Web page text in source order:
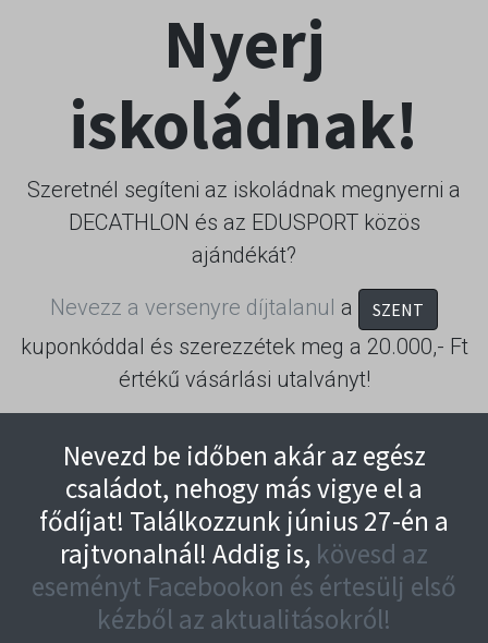
Nyerj
iskoládnak!
Szeretnél segíteni az iskoládnak megnyerni a
DECATHLON és az EDUSPORT közös
ajándékát?
Nevezz a versenyre díjtalanul a SZENT
kuponkóddal és szerezzétek meg a 20.000,- Ft
értékű vásárlási utalványt!
Nevezd be időben akár az egész
családot, nehogy más vigye el a
fődíjat! Találkozzunk június 27-én a
rajtvonalnál! Addig is, kövesd az
eseményt Facebookon és értesülj első
kézből az aktualitásokról!